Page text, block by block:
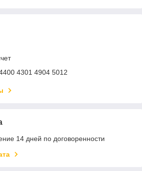
4301 4904 5012
14 дней по договоренности